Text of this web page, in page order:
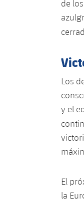
de
Los
y el
El
la